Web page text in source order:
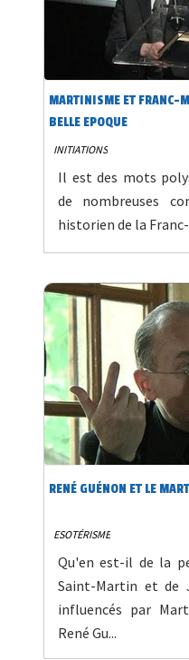
MARTINISME ET FRANC-
BELLE EPOQUE
INITIATIONS
Il est des mots
de nombreuses
historien de la
RENÉ GUÉNON ET LE
ESOTÉRISME
Qu'en est-il de la
Saint-Martin et de
influencés par
René Gu...